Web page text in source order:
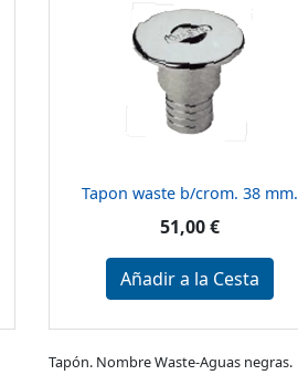
Tapon waste b/crom. 38 mm.
51,00 €
Añadir a la Cesta
Tapón. Nombre Waste-Aguas negras.